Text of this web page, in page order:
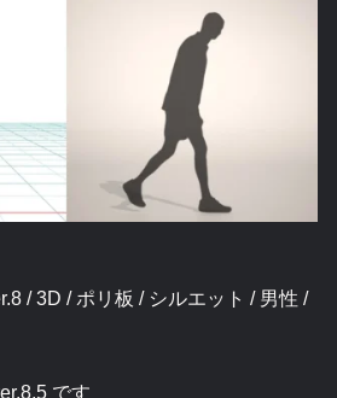
/ 3D / ポリ板 / シルエット / 男性 /
です